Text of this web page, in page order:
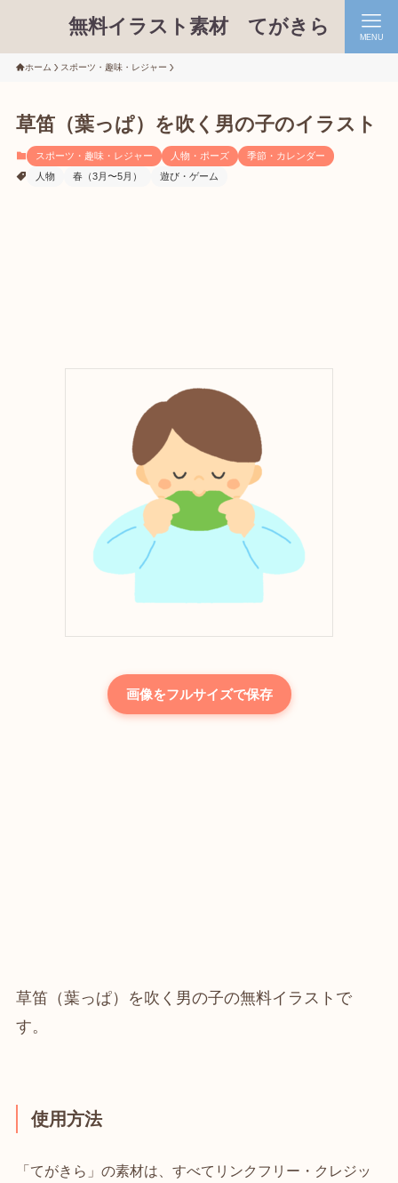
無料イラスト素材 てがきら MENU
ホーム スポーツ・趣味・レジャー
草笛（葉っぱ）を吹く男の子のイラスト
スポーツ・趣味・レジャー 人物・ポーズ
季節・カレンダー
人物
春（3月〜5月） 遊び・ゲーム
画像をフルサイズで保存
草笛（葉っぱ）を吹く男の子の無料イラストで
す。
使用方法
「てがきら」の素材は、すべてリンクフリー・クレジッ